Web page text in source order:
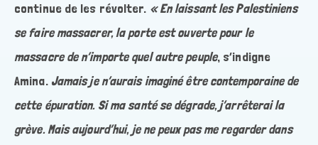
continue de les révolter. « En laissant les Palestiniens
se faire massacrer, la porte est ouverte pour le
massacre de n’importe quel autre peuple, s’indigne
Amina. Jamais je n’aurais imaginé être contemporaine de
cette épuration. Si ma santé se dégrade, j’arrêterai la
grève. Mais aujourd’hui, je ne peux pas me regarder dans